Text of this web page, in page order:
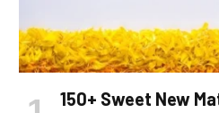
150+ Sweet New